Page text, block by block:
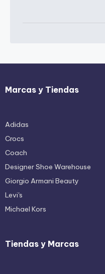
Marcas y Tiendas
Adidas
Crocs
Coach
Designer Shoe Warehouse
Giorgio Armani Beauty
Levi's
Michael Kors
Tiendas y Marcas